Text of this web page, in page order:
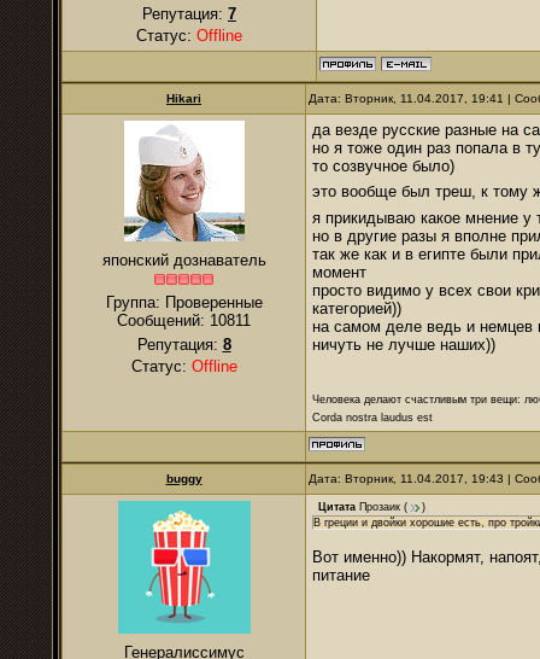
Репутация: 7
Статус: Offline
Hikari Дата: Вторник, 11.04.2017, 19:41 |
японский дознаватель
Группа: Проверенные
Сообщений: 10811
Репутация: 8
Статус: Offline
да везде русские разные на
но я тоже один раз попала в
то созвучное было)
это вообще был треш, к тому
я прикидываю какое мнение у
но в другие разы я вполне
так же как и в египте были
момент
просто видимо у всех свои
категорией))
на самом деле ведь и немцев
ничуть не лучше наших))
Человека делают счастливым три вещи:
Corda nostra laudus est
buggy Дата: Вторник, 11.04.2017, 19:43 |
Генералиссимус
Цитата Прозаик (
)
В греции и двойки хорошие есть, про
Вот именно)) Накормят,
питание